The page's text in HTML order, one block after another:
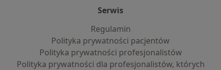
Serwis
Regulamin
Polityka prywatności pacjentów
Polityka prywatności profesjonalistów
Polityka prywatności dla profesjonalistów, których